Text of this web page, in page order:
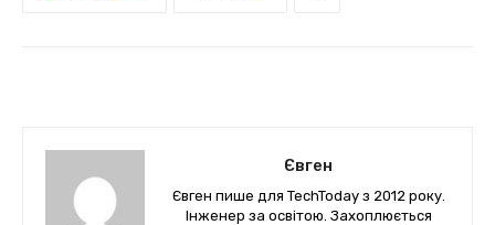
Євген
Євген пише для TechToday з 2012 року.
Інженер за освітою. Захоплюється